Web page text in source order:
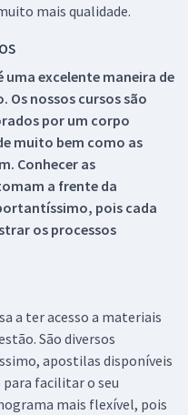
mais qualidade.
uma excelente maneira de
Os nossos cursos são
por um corpo
muito bem como as
Conhecer as
a frente da
pois cada
os processos
a ter acesso a materiais
São diversos
apostilas disponíveis
para facilitar o seu
mais flexível, pois